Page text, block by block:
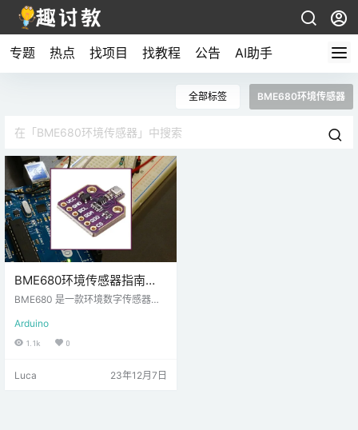
专题 热点 找项目 找教程 公告 AI助手
全部标签 BME680环境传感器
BME680环境传感器指南
（气体，温度，湿度，压
BME680 是一款环境数字传感器，
度。在本文章中，您将学习如何将 B
ME680 传感器模块与 Arduino 板一
如何将传感器连接到Arduino板，安
Arduino
1.1k 0
Luca 23年12月7日